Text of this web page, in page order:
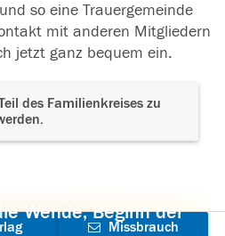
so eine Trauergemeinde
mit anderen Mitgliedern
jetzt ganz bequem ein.
des Familienkreises zu
Wende, Beginn der
Missbrauch